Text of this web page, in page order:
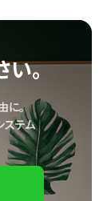
。
に。
ステム